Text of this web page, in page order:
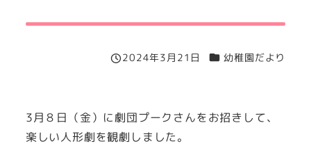
投稿日
2024年3月21日 カテゴリー
幼稚園だより
3月８日（金）に劇団プークさんをお招きして、
楽しい人形劇を観劇しました。